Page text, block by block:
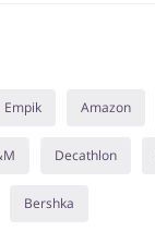
Empik Amazon
Decathlon
Bershka